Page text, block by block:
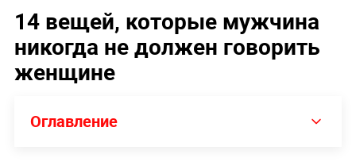
14 вещей, которые мужчина
никогда не должен говорить
женщине
Оглавление